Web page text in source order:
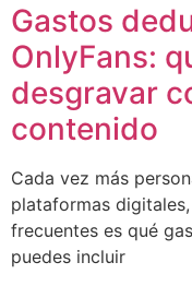
Gastos
OnlyFans:
desgravar
contenido
Cada vez más
plataformas
frecuentes es qué
puedes incluir